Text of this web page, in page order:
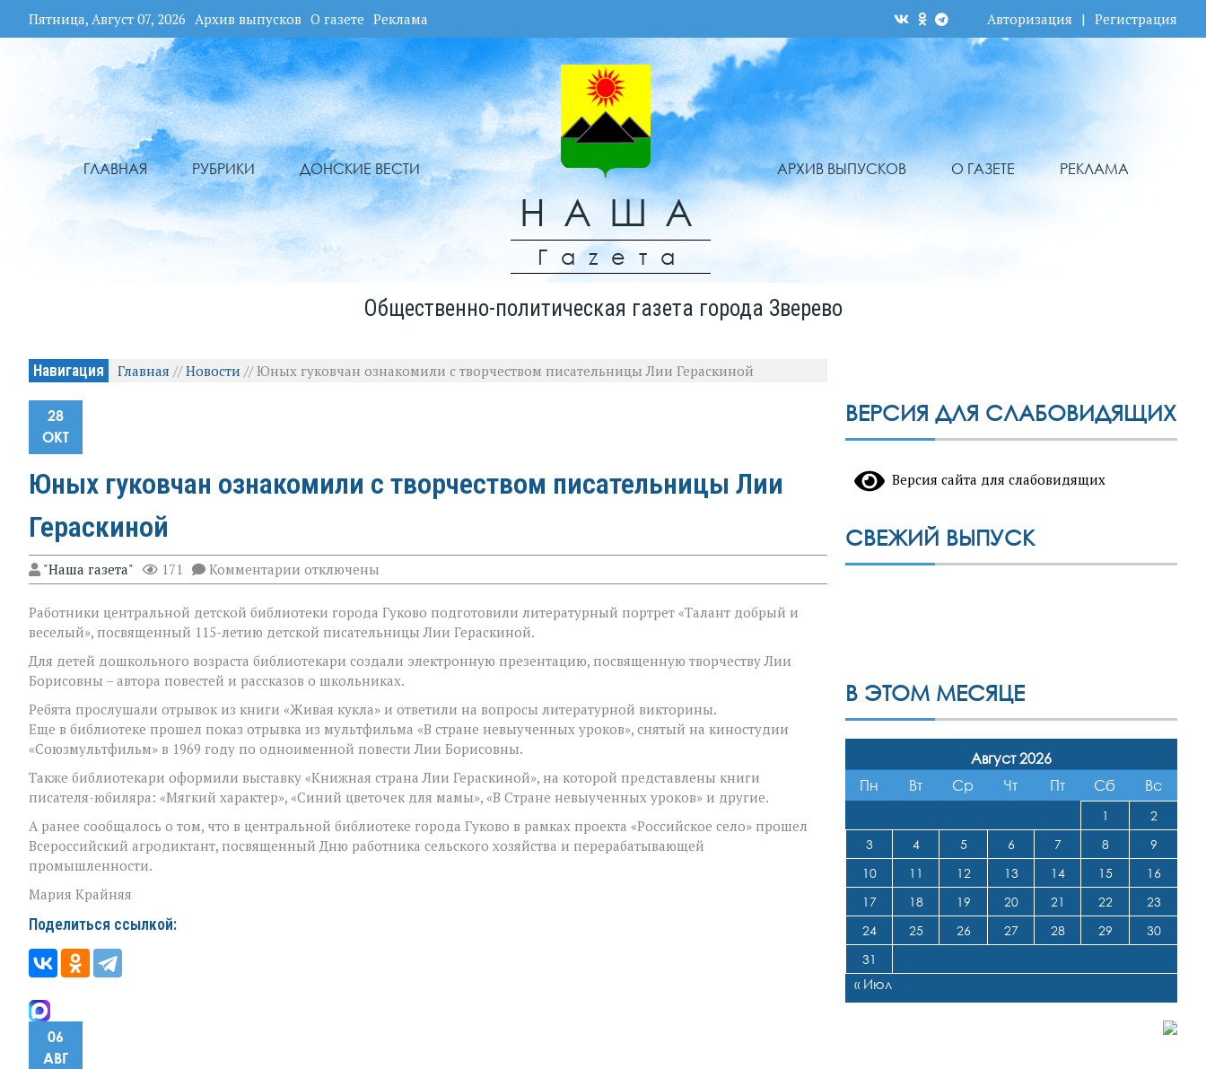
Пятница, Август 07, 2026 Архив выпусков О газете Реклама Авторизация | Регистрация
ГЛАВНАЯ РУБРИКИ ДОНСКИЕ ВЕСТИ
НАША
Гаzета
АРХИВ ВЫПУСКОВ О ГАЗЕТЕ РЕКЛАМА
Общественно-политическая газета города Зверево
Навигация Главная //Новости //Юных гуковчан ознакомили с творчеством писательницы Лии Гераскиной
28
ОКТ
Юных гуковчан ознакомили с творчеством писательницы Лии
Гераскиной
"Наша газета" 171 Комментарии к
записи
гуковчан
ознакомили
творчеством
писательницы
Лии
Гераскиной
отключены
Работники центральной детской библиотеки города Гуково подготовили литературный портрет «Талант добрый и
веселый», посвященный 115-летию детской писательницы Лии Гераскиной.
Для детей дошкольного возраста библиотекари создали электронную презентацию, посвященную творчеству Лии
Борисовны – автора повестей и рассказов о школьниках.
Ребята прослушали отрывок из книги «Живая кукла» и ответили на вопросы литературной викторины.
Еще в библиотеке прошел показ отрывка из мультфильма «В стране невыученных уроков», снятый на киностудии
«Союзмультфильм» в 1969 году по одноименной повести Лии Борисовны.
Также библиотекари оформили выставку «Книжная страна Лии Гераскиной», на которой представлены книги
писателя-юбиляра: «Мягкий характер», «Синий цветочек для мамы», «В Стране невыученных уроков» и другие.
А ранее сообщалось о том, что в центральной библиотеке города Гуково в рамках проекта «Российское село» прошел
Всероссийский агродиктант, посвященный Дню работника сельского хозяйства и перерабатывающей
промышленности.
Мария Крайняя
Поделиться ссылкой:
06
АВГ
ВЕРСИЯ ДЛЯ СЛАБОВИДЯЩИХ
Версия сайта для слабовидящих
СВЕЖИЙ ВЫПУСК
В ЭТОМ МЕСЯЦЕ
Август 2026
Пн
Вт Ср Чт Пт Сб Вс
1
2
3
4 5 6 7 8
9
10
11 12 13 14 15
16
17
18 19 20 21 22
23
24
25 26 27 28 29
30
31
« Июл